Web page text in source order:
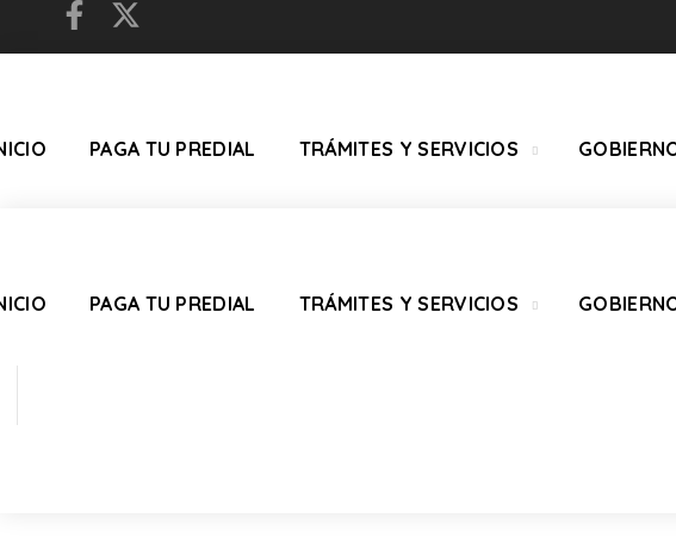
PAGA TU PREDIAL TRÁMITES Y SERVICIOS
PAGA TU PREDIAL TRÁMITES Y SERVICIOS